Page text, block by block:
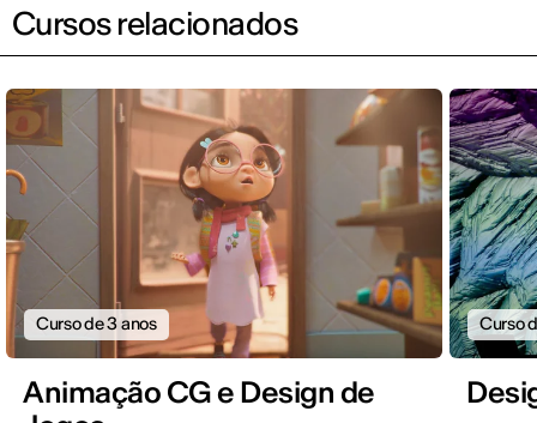
Cursos relacionados
Curso de 3 anos
Animação CG e Design de
Curso